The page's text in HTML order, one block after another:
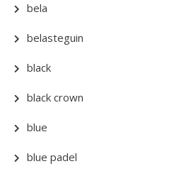
bela
belasteguin
black
black crown
blue
blue padel